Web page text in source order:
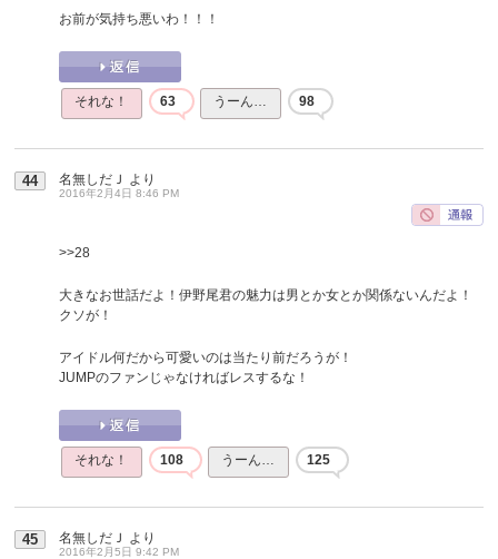
お前が気持ち悪いわ！！！
それな！ 63 うーん… 98
44 名無しだＪ より
2016年2月4日 8:46 PM
>>28
大きなお世話だよ！伊野尾君の魅力は男とか女とか関係ないんだよ！
クソが！
アイドル何だから可愛いのは当たり前だろうが！
JUMPのファンじゃなければレスするな！
それな！ 108 うーん… 125
45 名無しだＪ より
2016年2月5日 9:42 PM